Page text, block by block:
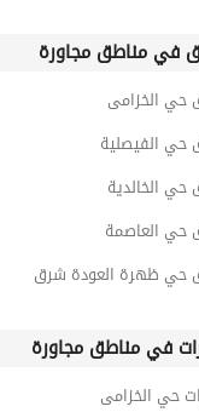
حي الشميسي
الجرادية
الرفيعة
في مناطق مجاورة
الخزامى
الفيصلية
الخالدية
العاصمة
ظهرة العودة شرق
في مناطق مجاورة
حي الخزامى